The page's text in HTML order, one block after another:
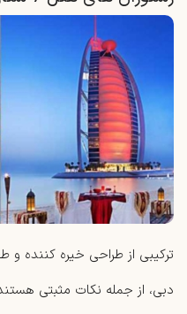
دبی، از جمله نکات مثبتی